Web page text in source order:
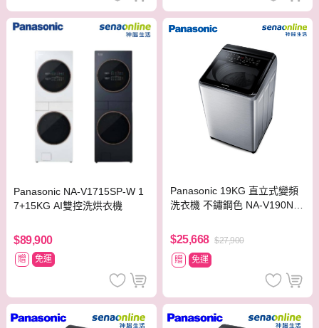
Panasonic NA-V1715SP-W 1
7+15KG AI雙控洗烘衣機
$89,900
贈 免運
Panasonic 19KG 直立式變頻
洗衣機 不鏽鋼色 NA-V190NM
$25,668 $27,900
贈
免運